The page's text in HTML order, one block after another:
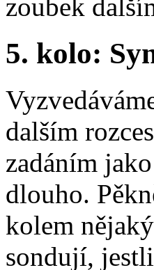
zoubek
5. kolo:
dalším
zadáním
dlouho.
kolem
sondují,